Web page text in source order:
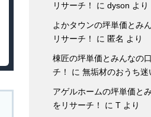
リサーチ！
に dyson より
よかタウンの坪単価とみ
リサーチ！
に 匿名 より
棟匠の坪単価とみんなの
チ！
に 無垢材のおうち迷
アゲルホームの坪単価と
をリサーチ！
に T より